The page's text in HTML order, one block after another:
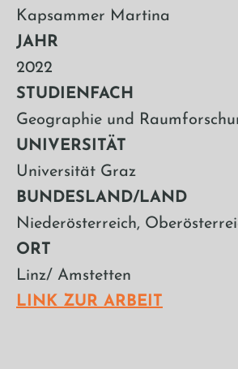
Kapsammer Martina
JAHR
2022
STUDIENFACH
Geographie und
UNIVERSITÄT
Universität Graz
BUNDESLAND/LAND
Niederösterreich,
ORT
Linz/ Amstetten
LINK ZUR ARBEIT